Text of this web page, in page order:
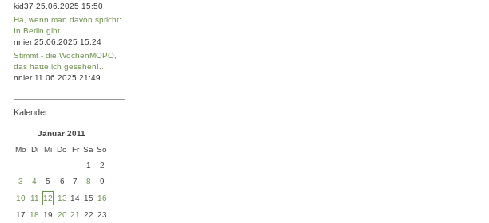
kid37 25.06.2025 15:50
Ha, wenn man davon spricht:
In Berlin gibt...
nnier 25.06.2025 15:24
Stimmt - die WochenMOPO,
das hatte ich gesehen!...
nnier 11.06.2025 21:49
Kalender
Januar 2011
Mo
Di Mi Do Fr Sa So
1
2
3
4 5 6 7 8
9
10
11 12 13 14 15
16
17
18 19 20 21 22 23